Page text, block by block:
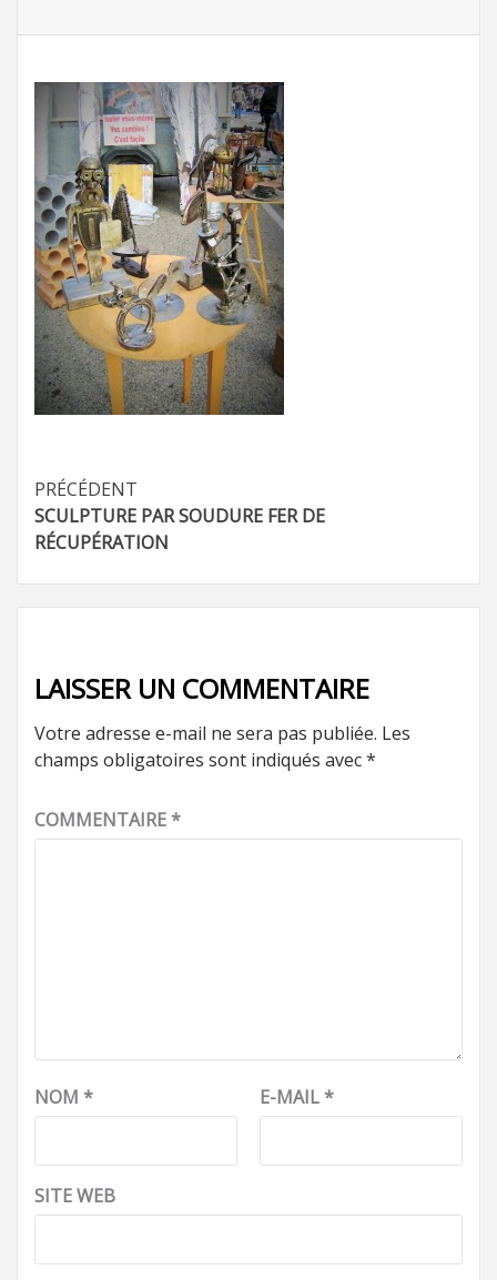
Navigation
d’article
PRÉCÉDENT
SCULPTURE PAR SOUDURE FER DE
RÉCUPÉRATION
LAISSER UN COMMENTAIRE
Votre adresse e-mail ne sera pas publiée. Les
champs obligatoires sont indiqués avec*
COMMENTAIRE*
NOM * E-MAIL*
SITE WEB